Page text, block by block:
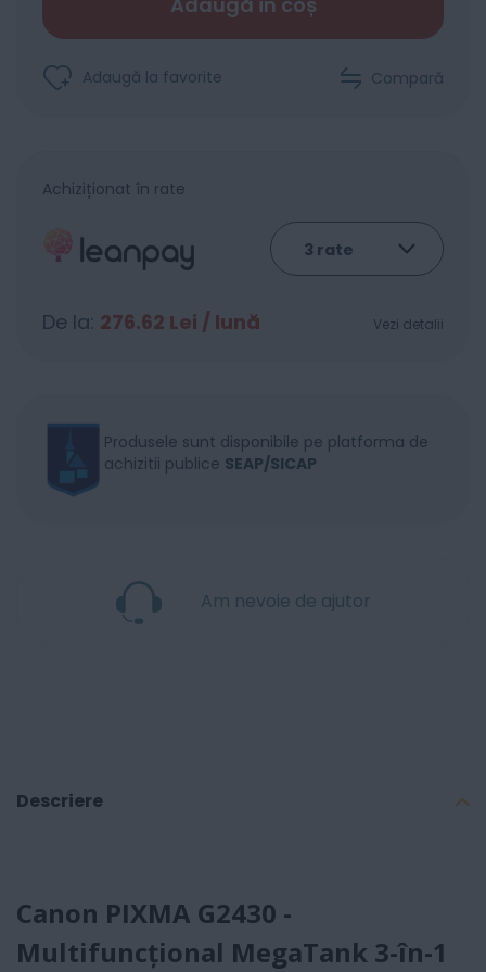
Adaugă la favorite Compară
Achiziționat în rate
De la: 276.62 Lei / lună Vezi detalii
Produsele sunt disponibile pe platforma de
achizitii publice SEAP/SICAP
Am nevoie de ajutor
Descriere
Canon PIXMA G2430 -
Multifuncțional MegaTank 3-în-1